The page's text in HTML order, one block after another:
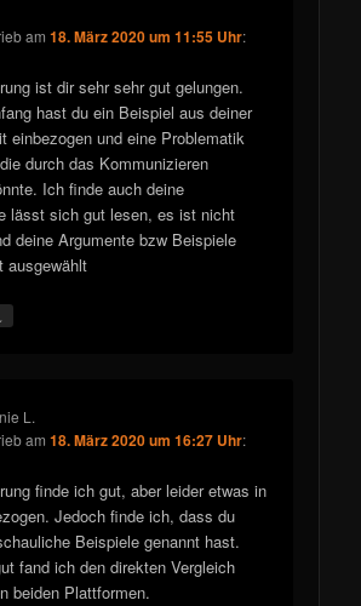
am18. März 2020 um 11:55 Uhr:
ist dir sehr sehr gut gelungen.
hast du ein Beispiel aus deiner
einbezogen und eine Problematik
durch das Kommunizieren
Ich finde auch deine
lässt sich gut lesen, es ist nicht
deine Argumente bzw Beispiele
ausgewählt
L.
am18. März 2020 um 16:27 Uhr:
finde ich gut, aber leider etwas in
Jedoch finde ich, dass du
Beispiele genannt hast.
fand ich den direkten Vergleich
beiden Plattformen.